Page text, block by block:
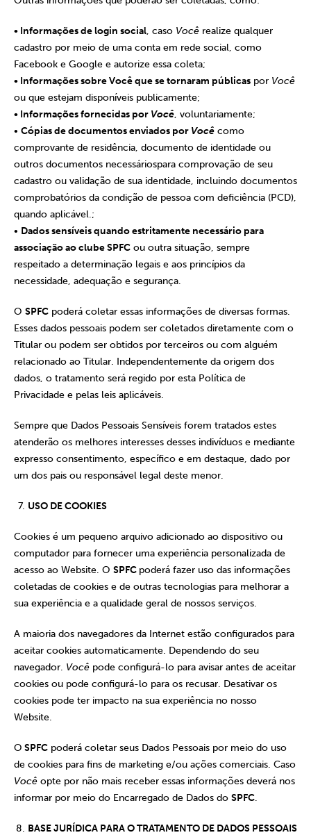
• Informações de login social, caso Você realize qualquer
cadastro por meio de uma conta em rede social, como
Facebook e Google e autorize essa coleta;
• Informações sobre Você que se tornaram públicas por Você
ou que estejam disponíveis publicamente;
• Informações fornecidas por Você, voluntariamente;
• Cópias de documentos enviados por Você como
comprovante de residência, documento de identidade ou
outros documentos necessáriospara comprovação de seu
cadastro ou validação de sua identidade, incluindo documentos
comprobatórios da condição de pessoa com deficiência (PCD),
quando aplicável.;
• Dados sensíveis quando estritamente necessário para
associação ao clube SPFC ou outra situação, sempre
respeitado a determinação legais e aos princípios da
necessidade, adequação e segurança.
O SPFC poderá coletar essas informações de diversas formas.
Esses dados pessoais podem ser coletados diretamente com o
Titular ou podem ser obtidos por terceiros ou com alguém
relacionado ao Titular. Independentemente da origem dos
dados, o tratamento será regido por esta Política de
Privacidade e pelas leis aplicáveis.
Sempre que Dados Pessoais Sensíveis forem tratados estes
atenderão os melhores interesses desses indivíduos e mediante
expresso consentimento, específico e em destaque, dado por
um dos pais ou responsável legal deste menor.
USO DE COOKIES
Cookies é um pequeno arquivo adicionado ao dispositivo ou
computador para fornecer uma experiência personalizada de
acesso ao Website. O SPFC poderá fazer uso das informações
coletadas de cookies e de outras tecnologias para melhorar a
sua experiência e a qualidade geral de nossos serviços.
A maioria dos navegadores da Internet estão configurados para
aceitar cookies automaticamente. Dependendo do seu
navegador. Você pode configurá-lo para avisar antes de aceitar
cookies ou pode configurá-lo para os recusar. Desativar os
cookies pode ter impacto na sua experiência no nosso
Website.
O SPFC poderá coletar seus Dados Pessoais por meio do uso
de cookies para fins de marketing e/ou ações comerciais. Caso
Você opte por não mais receber essas informações deverá nos
informar por meio do Encarregado de Dados do SPFC.
BASE JURÍDICA PARA O TRATAMENTO DE DADOS PESSOAIS